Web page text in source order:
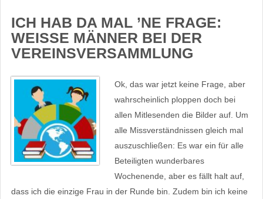
ICH HAB DA MAL ’NE FRAGE:
WEISSE MÄNNER BEI DER V
EREINSVERSAMMLUNG
Ok, das war jetzt keine Frage, aber
wahrscheinlich ploppen doch bei
allen Mitlesenden die Bilder auf. Um
alle Missverständnissen gleich mal
auszuschließen: Es war ein für alle
Beteiligten wunderbares
Wochenende, aber es fällt halt auf,
dass ich die einzige Frau in der Runde bin. Zudem bin ich keine